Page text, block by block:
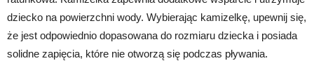
dziecko na powierzchni wody. Wybierając kamizelkę, upewnij się,
że jest odpowiednio dopasowana do rozmiaru dziecka i posiada
solidne zapięcia, które nie otworzą się podczas pływania.